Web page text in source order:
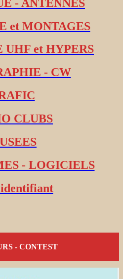
- ANTENNES
et MONTAGES
UHF et HYPERS
- CW
CLUBS
- LOGICIELS
- CONTEST